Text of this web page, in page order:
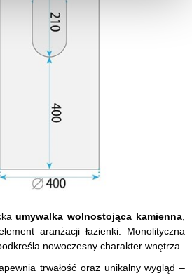
umywalka wolnostojąca kamienna
aranżacji łazienki. Monolityczna
nowoczesny charakter wnętrza.
trwałość oraz unikalny wygląd –